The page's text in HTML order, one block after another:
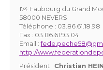
174 Faubourg du Grand
58000 NEVERS
Téléphone : 03.86.61.18.98
Fax : 03.86.61.93.04
Email :
http://
Président : Christian